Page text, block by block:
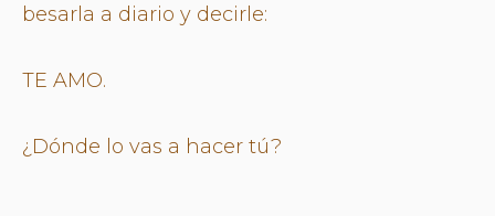
besarla a diario y decirle:
TE AMO.
¿Dónde lo vas a hacer tú?